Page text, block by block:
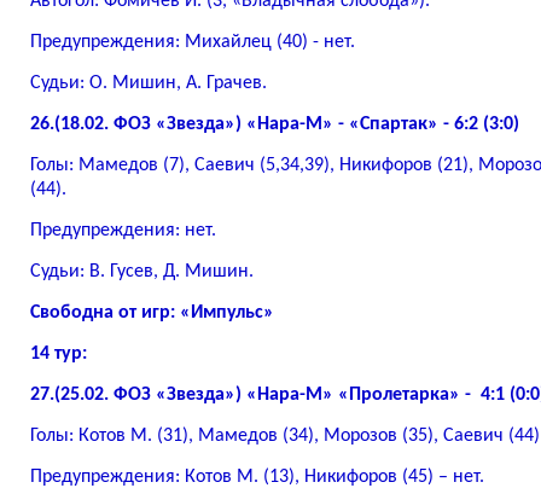
Предупреждения: Михайлец (40) - нет.
Судьи: О. Мишин, А. Грачев.
26.(18.02. ФОЗ «Звезда») «Нара-М» - «Спартак» - 6:2 (3:0)
Голы: Мамедов (7), Саевич (5,34,39), Никифоров (21),
(44).
Предупреждения: нет.
Судьи: В. Гусев, Д. Мишин.
Свободна от игр: «Импульс»
14 тур:
27.(25.02. ФОЗ «Звезда») «Нара-М» «Пролетарка» - 4:1
Голы: Котов М. (31), Мамедов (34), Морозов (35), Саевич
Предупреждения: Котов М. (13), Никифоров (45) – нет.